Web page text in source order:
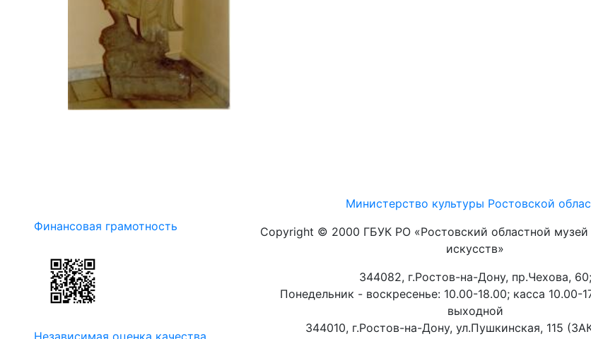
Финансовая грамотность
Независимая оценка качества
Министерство культуры Ростовской
Copyright © 2000 ГБУК РО «Ростовский областной музей
искусств»
344082, г.Ростов-на-Дону, пр.Чехова, 60;
Понедельник - воскресенье: 10.00-18.00; касса 10.00-
выходной
344010, г.Ростов-на-Дону, ул.Пушкинская, 115